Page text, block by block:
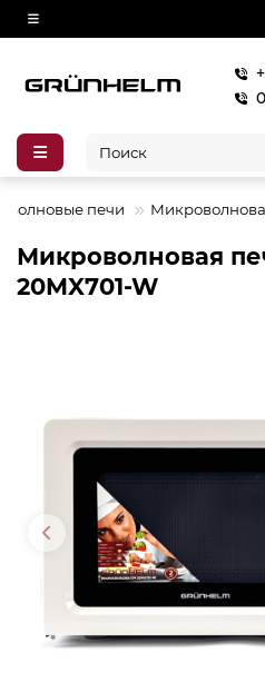
печи
Микроволновая
20MX701-W